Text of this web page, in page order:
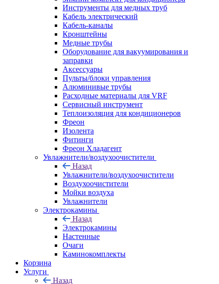
Инструменты для медных труб
Кабель электрический
Кабель-каналы
Кронштейны
Медные трубы
Оборудование для вакуумирования и
заправки
Аксессуары
Пульты/блоки управления
Алюминивые трубы
Расходные материалы для VRF
Сервисный инструмент
Теплоизоляция для кондиционеров
Фреон
Изолента
Фитинги
Фреон Хладагент
Увлажнители/воздухоочистители
Назад
Увлажнители/воздухоочистители
Воздухоочистители
Мойки воздуха
Увлажнители
Электрокамины
Назад
Электрокамины
Настенные
Очаги
Каминокомплекты
Корзина
Услуги
Назад